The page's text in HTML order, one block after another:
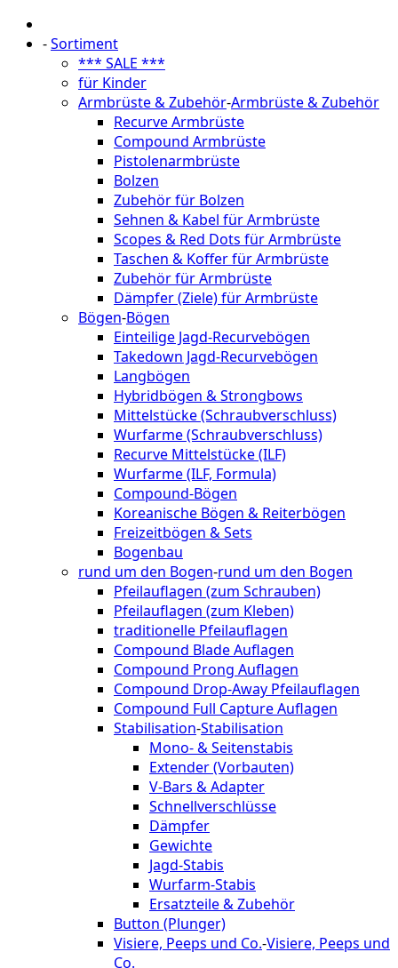
-Sortiment
*** SALE ***
für Kinder
Armbrüste & Zubehör-Armbrüste & Zubehör
Recurve Armbrüste
Compound Armbrüste
Pistolenarmbrüste
Bolzen
Zubehör für Bolzen
Sehnen & Kabel für Armbrüste
Scopes & Red Dots für Armbrüste
Taschen & Koffer für Armbrüste
Zubehör für Armbrüste
Dämpfer (Ziele) für Armbrüste
Bögen-Bögen
Einteilige Jagd-Recurvebögen
Takedown Jagd-Recurvebögen
Langbögen
Hybridbögen & Strongbows
Mittelstücke (Schraubverschluss)
Wurfarme (Schraubverschluss)
Recurve Mittelstücke (ILF)
Wurfarme (ILF, Formula)
Compound-Bögen
Koreanische Bögen & Reiterbögen
Freizeitbögen & Sets
Bogenbau
rund um den Bogen-rund um den Bogen
Pfeilauflagen (zum Schrauben)
Pfeilauflagen (zum Kleben)
traditionelle Pfeilauflagen
Compound Blade Auflagen
Compound Prong Auflagen
Compound Drop-Away Pfeilauflagen
Compound Full Capture Auflagen
Stabilisation-Stabilisation
Mono- & Seitenstabis
Extender (Vorbauten)
V-Bars & Adapter
Schnellverschlüsse
Dämpfer
Gewichte
Jagd-Stabis
Wurfarm-Stabis
Ersatzteile & Zubehör
Button (Plunger)
Visiere, Peeps und Co.-Visiere, Peeps und
Co.